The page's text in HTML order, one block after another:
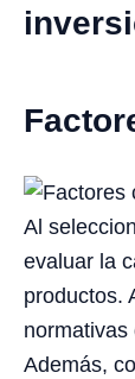
Al
evaluar la
productos.
normativas
Además,